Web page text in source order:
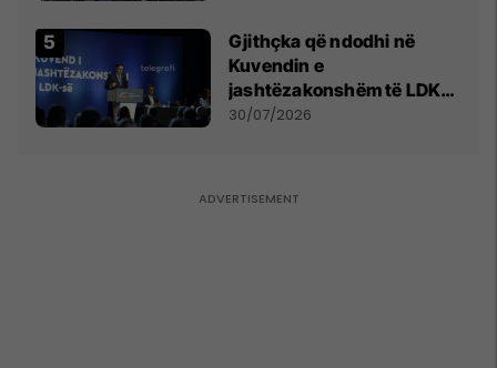
Gjithçka që ndodhi në
Kuvendin e
jashtëzakonshëm të LDK-
së
30/07/2026